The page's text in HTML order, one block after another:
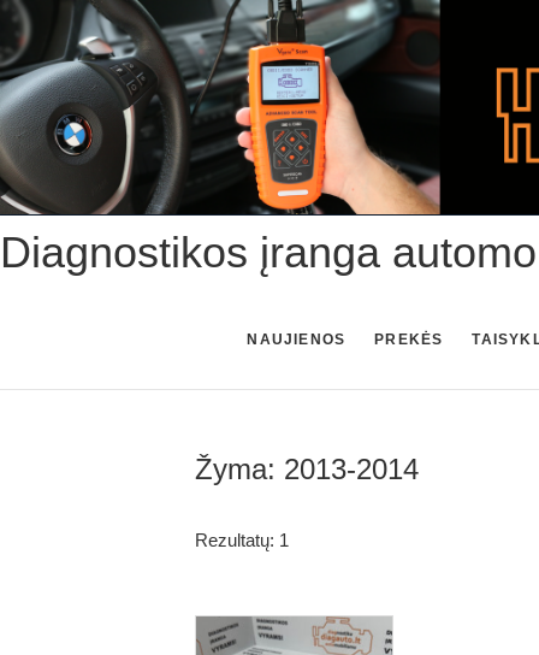
Skip
to
content
Diagnostikos įranga
NAUJIENOS PREKĖS
Žyma: 2013-2014
Rezultatų: 1